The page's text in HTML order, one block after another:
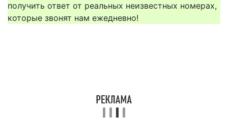
получить ответ от реальных неизвестных номерах,
которые звонят нам ежедневно!